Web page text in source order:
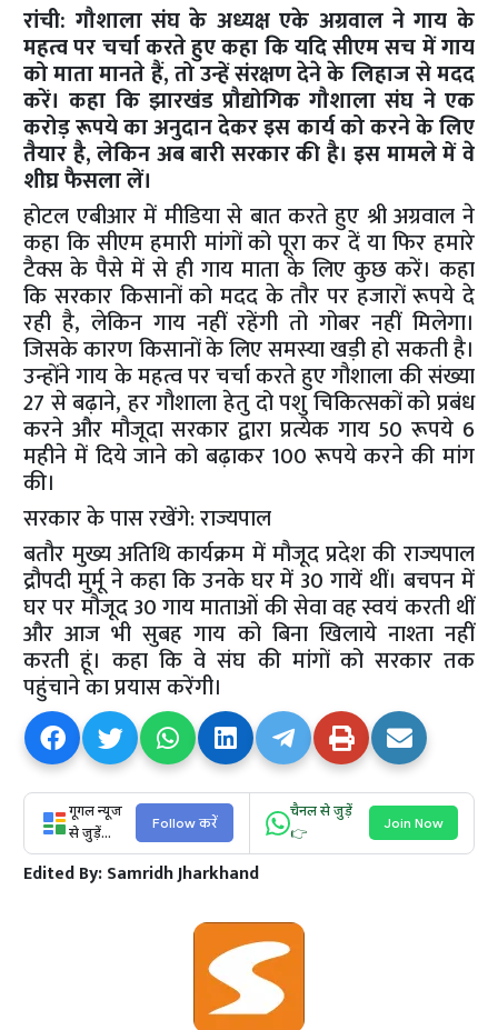
रांची: गौशाला संघ के अध्यक्ष एके अग्रवाल ने गाय के
महत्व पर चर्चा करते हुए कहा कि यदि सीएम सच में गाय
को माता मानते हैं, तो उन्हें संरक्षण देने के लिहाज से मदद
करें। कहा कि झारखंड प्रौद्योगिक गौशाला संघ ने एक
करोड़ रूपये का अनुदान देकर इस कार्य को करने के लिए
तैयार है, लेकिन अब बारी सरकार की है। इस मामले में वे
शीघ्र फैसला लें।
होटल एबीआर में मीडिया से बात करते हुए श्री अग्रवाल ने
कहा कि सीएम हमारी मांगों को पूरा कर दें या फिर हमारे
टैक्स के पैसे में से ही गाय माता के लिए कुछ करें। कहा
कि सरकार किसानों को मदद के तौर पर हजारों रूपये दे
रही है, लेकिन गाय नहीं रहेंगी तो गोबर नहीं मिलेगा।
जिसके कारण किसानों के लिए समस्या खड़ी हो सकती है।
उन्होंने गाय के महत्व पर चर्चा करते हुए गौशाला की संख्या
27 से बढ़ाने, हर गौशाला हेतु दो पशु चिकित्सकों को प्रबंध
करने और मौजूदा सरकार द्वारा प्रत्येक गाय 50 रूपये 6
महीने में दिये जाने को बढ़ाकर 100 रूपये करने की मांग
की।
सरकार के पास रखेंगे: राज्यपाल
बतौर मुख्य अतिथि कार्यक्रम में मौजूद प्रदेश की राज्यपाल
द्रौपदी मुर्मू ने कहा कि उनके घर में 30 गायें थीं। बचपन में
घर पर मौजूद 30 गाय माताओं की सेवा वह स्वयं करती थीं
और आज भी सुबह गाय को बिना खिलाये नाश्ता नहीं
करती हूं। कहा कि वे संघ की मांगों को सरकार तक
पहुंचाने का प्रयास करेंगी।
गूगल न्यूज
से जुड़ें...
Follow करें
चैनल से जुड़ें
👉
Join Now
Edited By:Samridh Jharkhand